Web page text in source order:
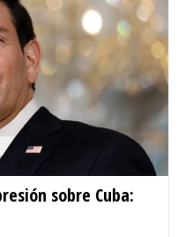
sobre Cuba: